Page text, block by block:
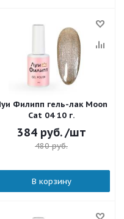
Филипп гель-лак Moon
Cat 04 10 г.
384руб. /шт
480руб.
В корзину